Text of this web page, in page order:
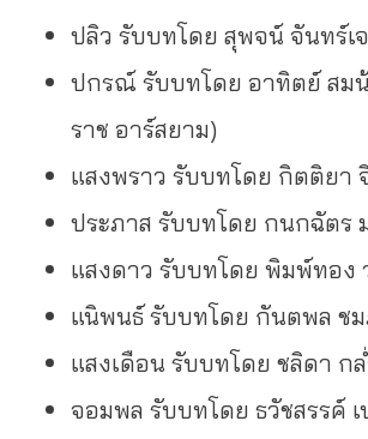
ปลิว รับบทโดย สุพจน์ จันทร์เ
ปกรณ์ รับบทโดย อาทิตย์ สม
ราช อาร์สยาม)
แสงพราว รับบทโดย กิตติยา
ประภาส รับบทโดย กนกฉัตร
แสงดาว รับบทโดย พิมพ์ทอง
แนิพนธ์ รับบทโดย กันตพล ช
แสงเดือน รับบทโดย ชลิดา ก
จอมพล รับบทโดย ธวัชสรรค์